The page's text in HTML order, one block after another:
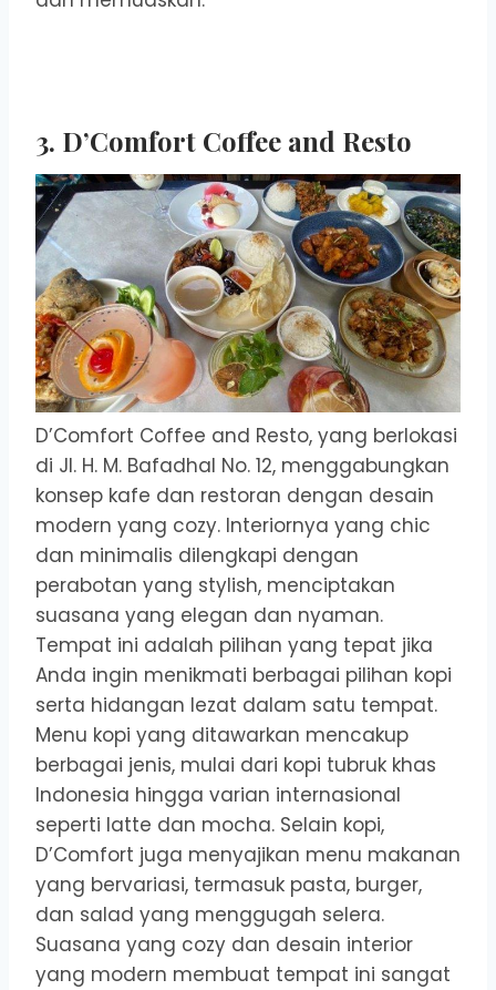
3. D’Comfort Coffee and Resto
D’Comfort Coffee and Resto, yang berlokasi
di Jl. H. M. Bafadhal No. 12, menggabungkan
konsep kafe dan restoran dengan desain
modern yang cozy. Interiornya yang chic
dan minimalis dilengkapi dengan
perabotan yang stylish, menciptakan
suasana yang elegan dan nyaman.
Tempat ini adalah pilihan yang tepat jika
Anda ingin menikmati berbagai pilihan kopi
serta hidangan lezat dalam satu tempat.
Menu kopi yang ditawarkan mencakup
berbagai jenis, mulai dari kopi tubruk khas
Indonesia hingga varian internasional
seperti latte dan mocha. Selain kopi,
D’Comfort juga menyajikan menu makanan
yang bervariasi, termasuk pasta, burger,
dan salad yang menggugah selera.
Suasana yang cozy dan desain interior
yang modern membuat tempat ini sangat